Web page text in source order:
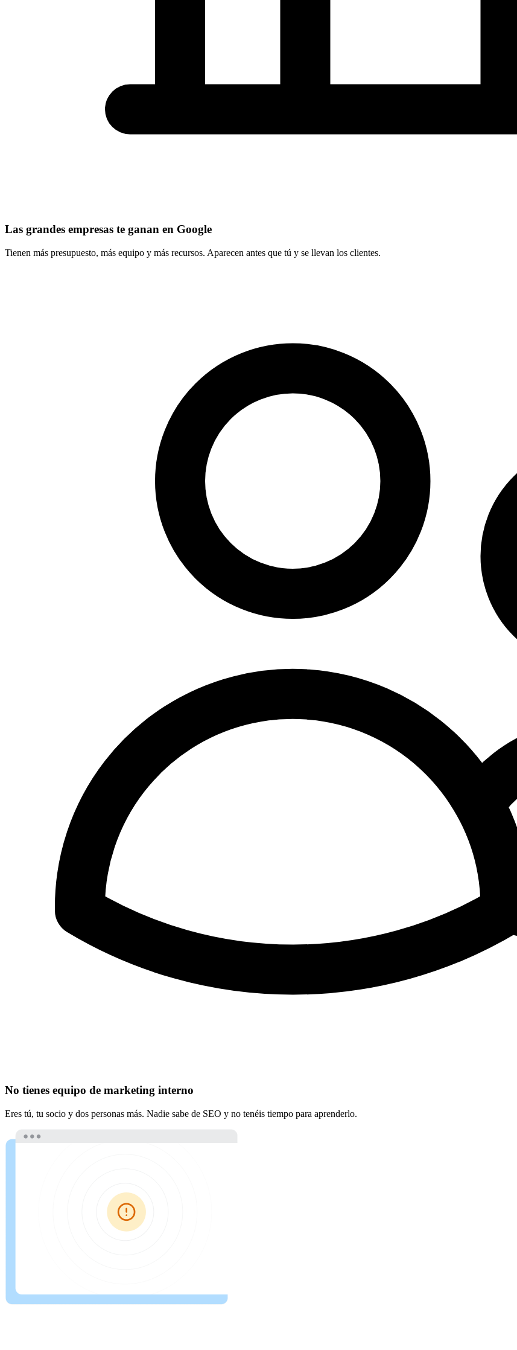
Las grandes empresas te ganan en Google
Tienen más presupuesto, más equipo y más recursos. Aparecen antes que tú y se llevan los clientes.
No tienes equipo de marketing interno
Eres tú, tu socio y dos personas más. Nadie sabe de SEO y no tenéis tiempo para aprenderlo.